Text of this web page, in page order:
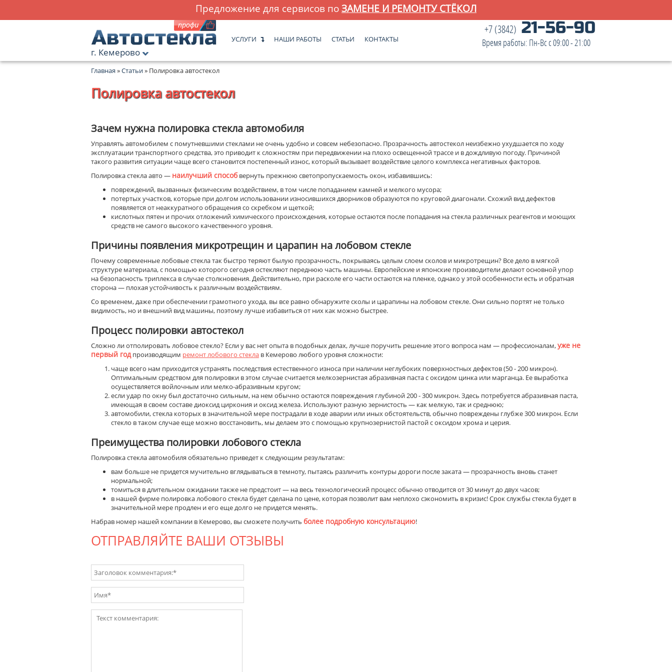
Предложение для сервисов по ЗАМЕНЕ И РЕМОНТУ СТЁКОЛ
г. Кемерово
УСЛУГИ НАШИ РАБОТЫ СТАТЬИ КОНТАКТЫ
+7 (3842) 21-56-90
Время работы: Пн-Вс с 09:00 - 21:00
Главная »Статьи» Полировка автостекол
Полировка автостекол
Зачем нужна полировка стекла автомобиля
Управлять автомобилем с помутневшими стеклами не очень удобно и совсем небезопасно. Прозрачность автостекол неизбежно ухудшается по ходу
эксплуатации транспортного средства, это приводит к сложностям при передвижении на плохо освещенной трассе и в дождливую погоду. Причиной
такого развития ситуации чаще всего становится постепенный износ, который вызывает воздействие целого комплекса негативных факторов.
Полировка стекла авто — наилучший способ вернуть прежнюю светопропускаемость окон, избавившись:
повреждений, вызванных физическим воздействием, в том числе попаданием камней и мелкого мусора;
потертых участков, которые при долгом использовании износившихся дворников образуются по круговой диагонали. Схожий вид дефектов
появляется от неаккуратного обращения со скребком и щеткой;
кислотных пятен и прочих отложений химического происхождения, которые остаются после попадания на стекла различных реагентов и моющих
средств не самого высокого качественного уровня.
Причины появления микротрещин и царапин на лобовом стекле
Почему современные лобовые стекла так быстро теряют былую прозрачность, покрываясь целым слоем сколов и микротрещин? Все дело в мягкой
структуре материала, с помощью которого сегодня остекляют переднюю часть машины. Европейские и японские производители делают основной упор
на безопасность триплекса в случае столкновения. Действительно, при расколе его части остаются на пленке, однако у этой особенности есть и обратная
сторона — плохая устойчивость к различным воздействиям.
Со временем, даже при обеспечении грамотного ухода, вы все равно обнаружите сколы и царапины на лобовом стекле. Они сильно портят не только
видимость, но и внешний вид машины, поэтому лучше избавиться от них как можно быстрее.
Процесс полировки автостекол
Сложно ли отполировать лобовое стекло? Если у вас нет опыта в подобных делах, лучше поручить решение этого вопроса нам — профессионалам,уже не
первый годпроизводящим ремонт лобового стекла в Кемерово любого уровня сложности:
чаще всего нам приходится устранять последствия естественного износа при наличии неглубоких поверхностных дефектов (50 - 200 микрон).
Оптимальным средством для полировки в этом случае считается мелкозернистая абразивная паста с оксидом цинка или марганца. Ее выработка
осуществляется войлочным или мелко-абразивным кругом;
если удар по окну был достаточно сильным, на нем обычно остаются повреждения глубиной 200 - 300 микрон. Здесь потребуется абразивная паста,
имеющая в своем составе диоксид циркония и оксид железа. Используют разную зернистость — как мелкую, так и среднюю;
автомобили, стекла которых в значительной мере пострадали в ходе аварии или иных обстоятельств, обычно повреждены глубже 300 микрон. Если
стекло в таком случае еще можно восстановить, мы делаем это с помощью крупнозернистой пастой с оксидом хрома и церия.
Преимущества полировки лобового стекла
Полировка стекла автомобиля обязательно приведет к следующим результатам:
вам больше не придется мучительно вглядываться в темноту, пытаясь различить контуры дороги после заката — прозрачность вновь станет
нормальной;
томиться в длительном ожидании также не предстоит — на весь технологический процесс обычно отводится от 30 минут до двух часов;
в нашей фирме полировка лобового стекла будет сделана по цене, которая позволит вам неплохо сэкономить в кризис! Срок службы стекла будет в
значительной мере продлен и его еще долго не придется менять.
Набрав номер нашей компании в Кемерово, вы сможете получить более подробную консультацию!
ОТПРАВЛЯЙТЕ ВАШИ ОТЗЫВЫ